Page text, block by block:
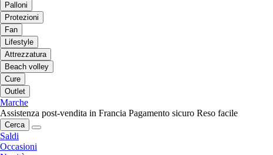
Palloni
Protezioni
Fan
Lifestyle
Attrezzatura
Beach volley
Cure
Outlet
Marche
Assistenza post-vendita in Francia Pagamento sicuro Reso facile
Cerca
Saldi
Occasioni